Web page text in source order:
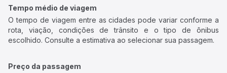
Tempo médio de viagem
O tempo de viagem entre as cidades pode variar conforme a
rota, viação, condições de trânsito e o tipo de ônibus
escolhido. Consulte a estimativa ao selecionar sua passagem.
Preço da passagem